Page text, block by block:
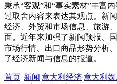
秉承“客观”和“事实素材”丰富
过取舍内容来表达其观点。新
经济、外贸和市场信息、旅游
面。近年来加强了新闻预报、
市场行情、出口商品形势分析
了经济新闻与信息的报道。
首页 |新闻|意大利经济|意大利